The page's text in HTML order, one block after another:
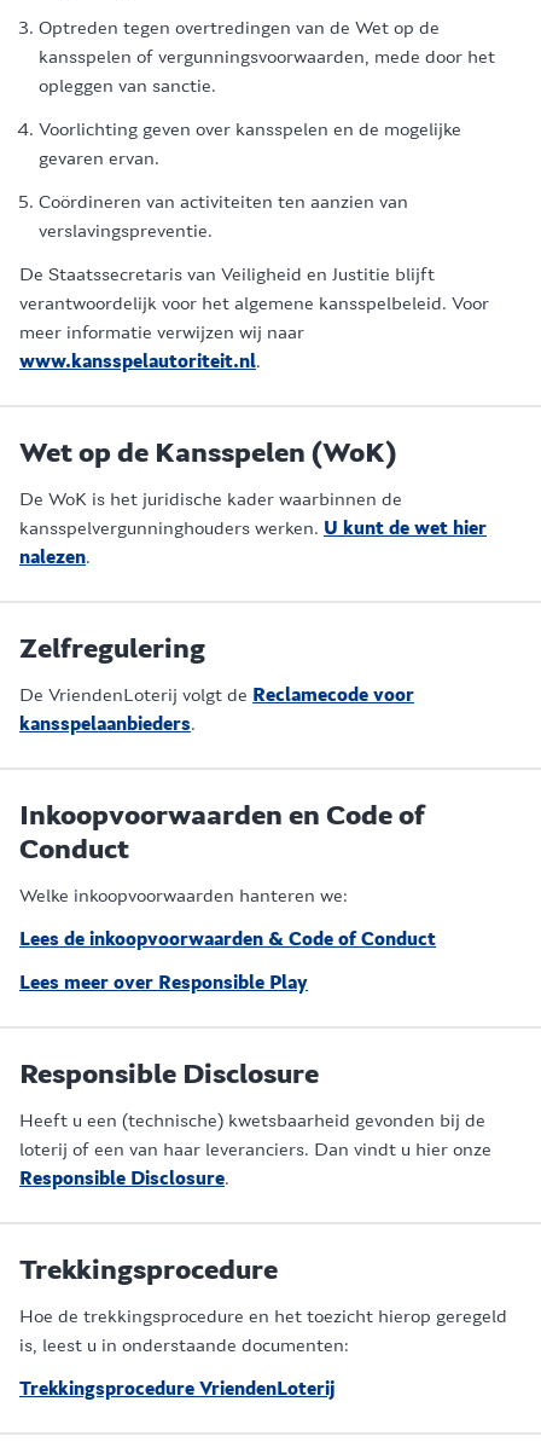
Optreden tegen overtredingen van de Wet op de
kansspelen of vergunningsvoorwaarden, mede door het
opleggen van sanctie.
Voorlichting geven over kansspelen en de mogelijke
gevaren ervan.
Coördineren van activiteiten ten aanzien van
verslavingspreventie.
De Staatssecretaris van Veiligheid en Justitie blijft
verantwoordelijk voor het algemene kansspelbeleid. Voor
meer informatie verwijzen wij naar
www.kansspelautoriteit.nl.
Wet op de Kansspelen (WoK)
De WoK is het juridische kader waarbinnen de
kansspelvergunninghouders werken. U kunt de wet hier
nalezen.
Zelfregulering
De VriendenLoterij volgt de Reclamecode voor
kansspelaanbieders.
Inkoopvoorwaarden en Code of
Conduct
Welke inkoopvoorwaarden hanteren we:
Lees de inkoopvoorwaarden & Code of Conduct
Lees meer over Responsible Play
Responsible Disclosure
Heeft u een (technische) kwetsbaarheid gevonden bij de
loterij of een van haar leveranciers. Dan vindt u hier onze
Responsible Disclosure.
Trekkingsprocedure
Hoe de trekkingsprocedure en het toezicht hierop geregeld
is, leest u in onderstaande documenten:
Trekkingsprocedure VriendenLoterij